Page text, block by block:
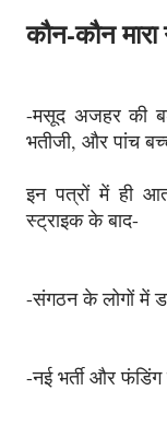
कौन-कौन मारा
-मसूद अजहर की
भतीजी, और पांच
इन पत्रों में ही
स्ट्राइक के बाद-
-संगठन के लोगों में
-नई भर्ती और